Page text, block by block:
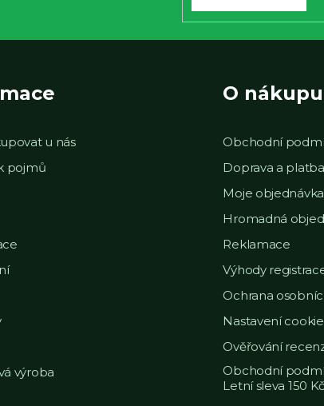
u nás
pojmů
výroba
O nákupu
Obchodní
Doprava a platba
Moje objednávka
Hromadná
Reklamace
Výhody
Ochrana
Nastavení
Ověřování
Obchodní
Letní sleva 150 Kč